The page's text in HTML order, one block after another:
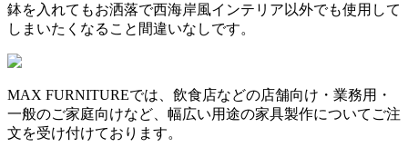
鉢を入れてもお洒落で西海岸風インテリア以外でも使用して
しまいたくなること間違いなしです。
MAX FURNITUREでは、飲食店などの店舗向け・業務用・
一般のご家庭向けなど、幅広い用途の家具製作についてご注
文を受け付けております。